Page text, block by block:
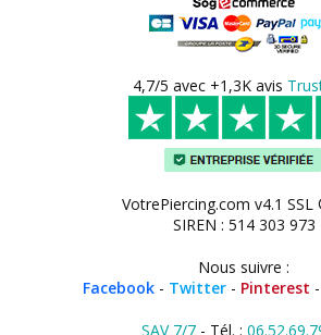
4,7/5 avec +1,3K avis
VotrePiercing.com v4.1
SIREN : 514 303 973
Nous suivre :
Facebook - Twitter - Pinterest -
SAV 7/7- Tél. :